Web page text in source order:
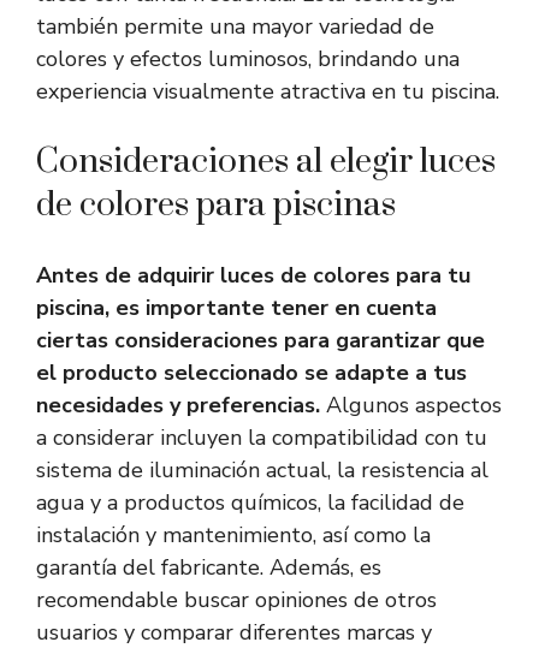
también permite una mayor variedad de
colores y efectos luminosos, brindando una
experiencia visualmente atractiva en tu piscina.
Consideraciones al elegir luces
de colores para piscinas
Antes de adquirir luces de colores para tu
piscina, es importante tener en cuenta
ciertas consideraciones para garantizar que
el producto seleccionado se adapte a tus
necesidades y preferencias. Algunos aspectos
a considerar incluyen la compatibilidad con tu
sistema de iluminación actual, la resistencia al
agua y a productos químicos, la facilidad de
instalación y mantenimiento, así como la
garantía del fabricante. Además, es
recomendable buscar opiniones de otros
usuarios y comparar diferentes marcas y